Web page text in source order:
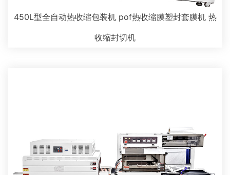
450L型全自动热收缩包装机 pof热收缩膜塑封套膜机 热
收缩封切机